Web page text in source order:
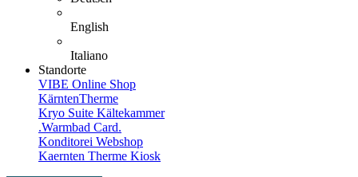
English
Italiano
Standorte
VIBE Online Shop
KärntenTherme
Kryo Suite Kältekammer
.Warmbad Card.
Konditorei Webshop
Kaernten Therme Kiosk